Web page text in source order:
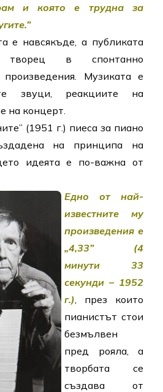
и която е трудна за
е навсякъде, а публиката
творец в спонтанно
Музиката е
звуци, реакциите на
на концерт.
(1951 г.) пиеса за пиано
на принципа на
идеята е по-важна от
Едно от най-
известните му
произведения е
„4,33” (4
минути 33
секунди – 1952
г.) , през които
пианистът стои
безмълвен
пред рояла, а
творбата се
създава от